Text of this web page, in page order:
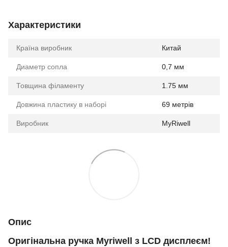
Характеристики
Країна виробник Китай
Диаметр сопла 0,7 мм
Товщина філаменту 1.75 мм
Довжина пластику в наборі 69 метрів
Виробник MyRiwell
Опис
Оригінальна ручка Myriwell з LCD дисплеєм!